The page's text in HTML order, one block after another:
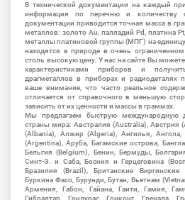
В технической документации на каждый
информация по перечню и количеству
документации приводится точная масса в
металлов: золото Au, палладий Pd, платина
металлы платиновой группы (МПГ) на
находятся в природе в очень
столь высокую цену. У нас на сайте Вы
характеристиками приборов и
драгметаллов в приборах и радиодеталях
ваше внимание, что часто реальное
отличается от справочного в меньшую
зависить от их ценности и массы в граммах.
Мы предлагаем быструю международную
страны мира: Австралия (Australia), Австрия
(Albania), Алжир (Algeria), Ангилья, Ангола,
(Argentina), Аруба, Багамские острова,
Бельгия (Belgium), Бенин, Бермуды,
Синт-Э. и Саба, Босния и Герцеговина
Бразилия (Brazil), Британские
Буркина Фасо, Бурунди, Бутан, Вьетнам
Армения, Габон, Гайана, Гаити, Гамия,